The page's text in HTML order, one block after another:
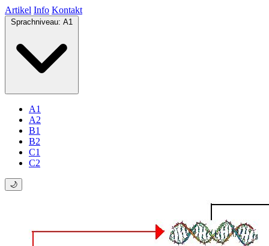
Artikel Info Kontakt
Sprachniveau: A1
A1
A2
B1
B2
C1
C2
🌙